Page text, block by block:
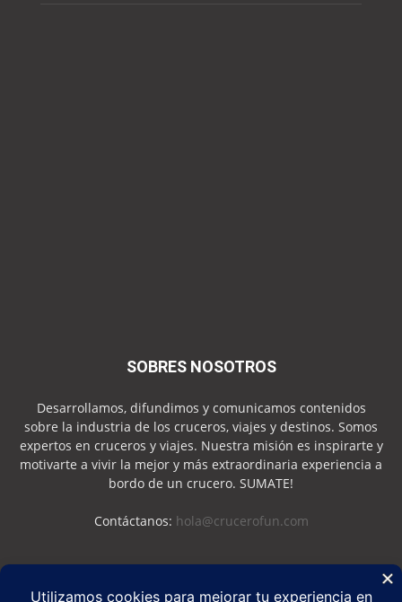
SOBRES NOSOTROS
Desarrollamos, difundimos y comunicamos contenidos
sobre la industria de los cruceros, viajes y destinos. Somos
expertos en cruceros y viajes. Nuestra misión es inspirarte y
motivarte a vivir la mejor y más extraordinaria experiencia a
bordo de un crucero. SUMATE!
Contáctanos: hola@crucerofun.com
SEGUINOS